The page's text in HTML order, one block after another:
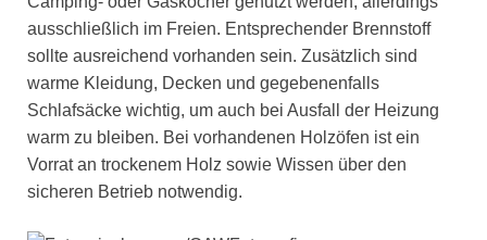
ausschließlich im Freien. Entsprechender Brennstoff
sollte ausreichend vorhanden sein. Zusätzlich sind
warme Kleidung, Decken und gegebenenfalls
Schlafsäcke wichtig, um auch bei Ausfall der Heizung
warm zu bleiben. Bei vorhandenen Holzöfen ist ein
Vorrat an trockenem Holz sowie Wissen über den
sicheren Betrieb notwendig.